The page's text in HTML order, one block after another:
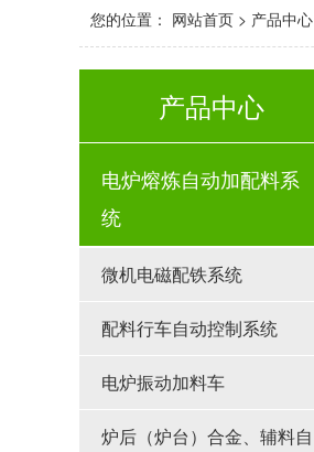
您的位置： 网站首页 > 产品中心
产品中心
电炉熔炼自动加配料系
统
微机电磁配铁系统
配料行车自动控制系统
电炉振动加料车
炉后（炉台）合金、辅料自